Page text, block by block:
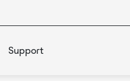
Support